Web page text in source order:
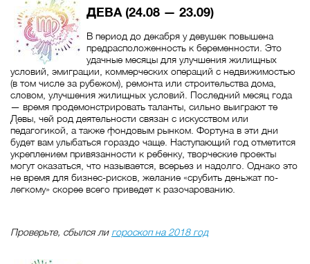
ДЕВА (24.08 — 23.09)
В период до декабря у девушек повышена
предрасположенность к беременности. Это
удачные месяцы для улучшения жилищных
условий, эмиграции, коммерческих операций с недвижимостью
(в том числе за рубежом), ремонта или строительства дома,
словом, улучшения жилищных условий. Последний месяц года
— время продемонстрировать таланты, сильно выиграют те
Девы, чей род деятельности связан с искусством или
педагогикой, а также фондовым рынком. Фортуна в эти дни
будет вам улыбаться гораздо чаще. Наступающий год отметится
укреплением привязанности к ребенку, творческие проекты
могут оказаться, что называется, всерьез и надолго. Однако это
не время для бизнес-рисков, желание «срубить деньжат по-
легкому» скорее всего приведет к разочарованию.
Проверьте, сбылся ли гороскоп на 2018 год